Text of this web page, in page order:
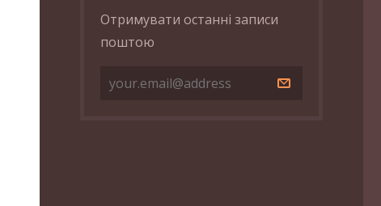
Отримувати останні записи
поштою